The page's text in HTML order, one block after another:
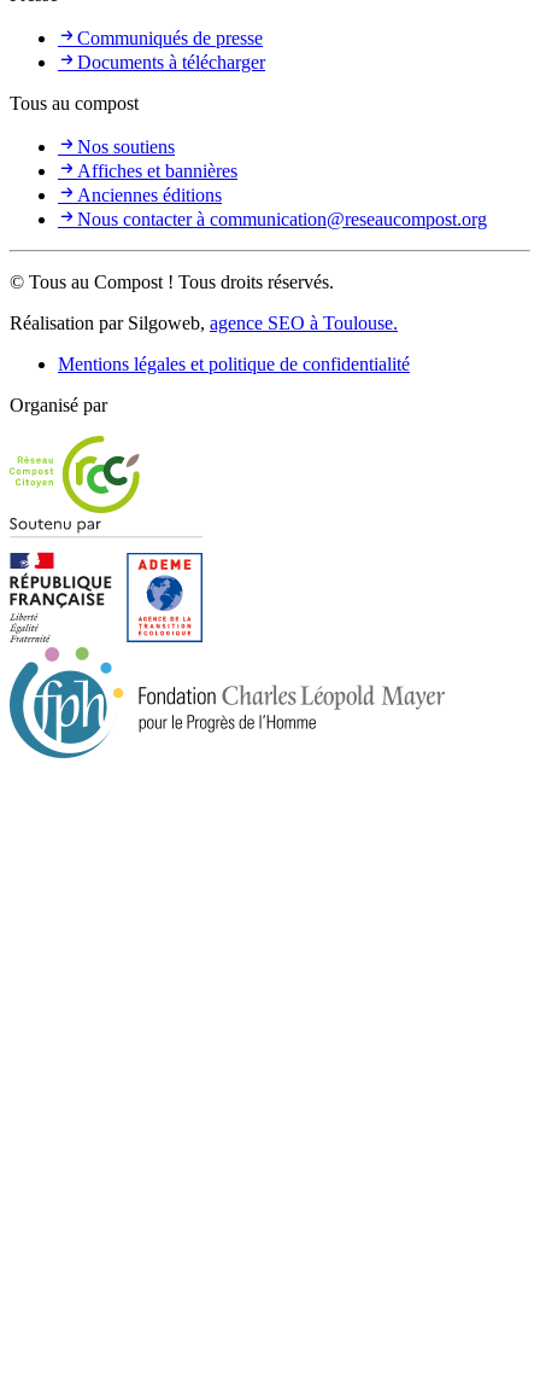
Communiqués de presse
Documents à télécharger
Tous au compost
Nos soutiens
Affiches et bannières
Anciennes éditions
Nous contacter à communication@reseaucompost.org
© Tous au Compost ! Tous droits réservés.
Réalisation par Silgoweb, agence SEO à Toulouse.
Mentions légales et politique de confidentialité
Organisé par